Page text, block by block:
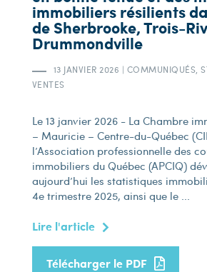
immobiliers résilients
de Sherbrooke, Trois-
Drummondville
13 JANVIER 2026 | COMMUNIQUÉS,
VENTES
Le 13 janvier 2026 - La Chambre
– Mauricie – Centre-du-Québec
l’Association professionnelle des
immobiliers du Québec (APCIQ)
aujourd’hui les statistiques
4e trimestre 2025, ainsi que le ...
Lire l'article
Télécharger le PDF